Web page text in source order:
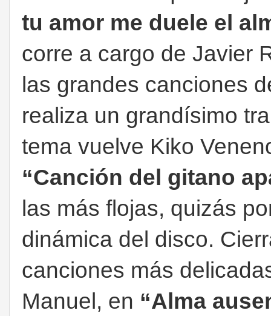
tu amor me duele el
corre a cargo de Javier
las grandes canciones
realiza un grandísimo
tema vuelve Kiko
“Canción del gitano
las más flojas, quizás
dinámica del disco.
canciones más
Manuel, en “Alma